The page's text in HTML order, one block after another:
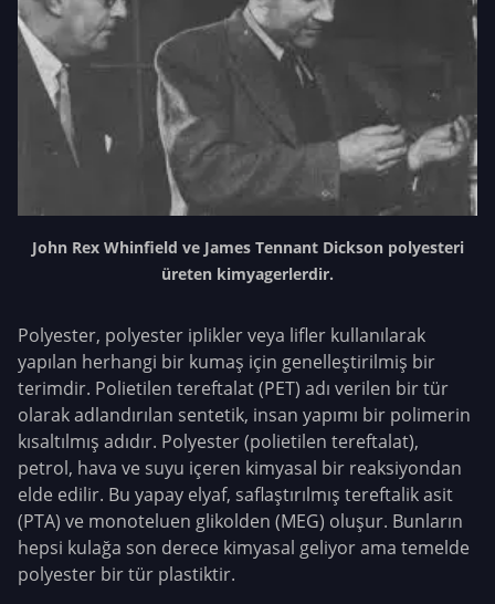
John Rex Whinfield ve James Tennant Dickson polyesteri
üreten kimyagerlerdir.
Polyester, polyester iplikler veya lifler kullanılarak
yapılan herhangi bir kumaş için genelleştirilmiş bir
terimdir. Polietilen tereftalat (PET) adı verilen bir tür
olarak adlandırılan sentetik, insan yapımı bir polimerin
kısaltılmış adıdır. Polyester (polietilen tereftalat),
petrol, hava ve suyu içeren kimyasal bir reaksiyondan
elde edilir. Bu yapay elyaf, saflaştırılmış tereftalik asit
(PTA) ve monoteluen glikolden (MEG) oluşur. Bunların
hepsi kulağa son derece kimyasal geliyor ama temelde
polyester bir tür plastiktir.